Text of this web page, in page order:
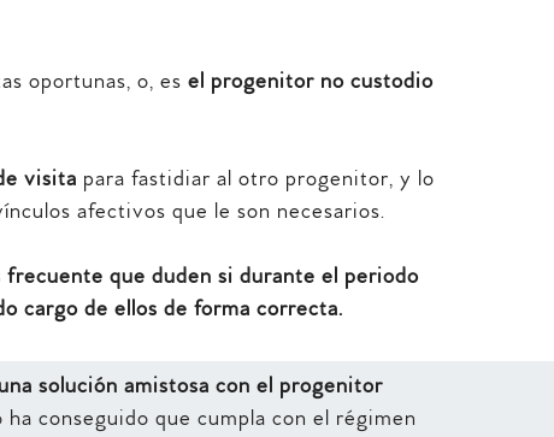
oportunas, o, es el progenitor no custodio
visita para fastidiar al otro progenitor, y lo
afectivos que le son necesarios.
frecuente que duden si durante el periodo
cargo de ellos de forma correcta.
solución amistosa con el progenitor
ha conseguido que cumpla con el régimen